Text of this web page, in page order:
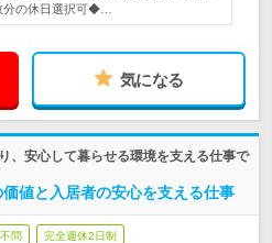
の休日選択可◆…
気になる
、安心して暮らせる環境を支える仕事で
価値と入居者の安心を支える仕事
問 完全週休2日制